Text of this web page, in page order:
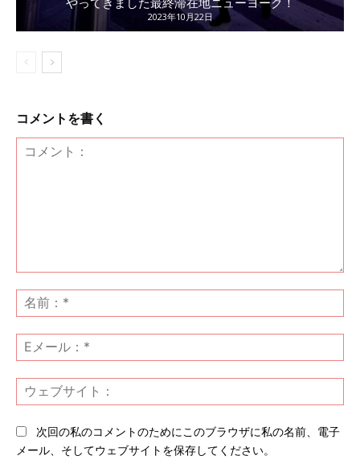
2023年10月22日
コメントを書く
ン
ト：
前
*
メ
ー
*ェ
次回の私のコメントのためにこのブラウザに私の名前、電子
メール、そしてウェブサイトを保存してください。